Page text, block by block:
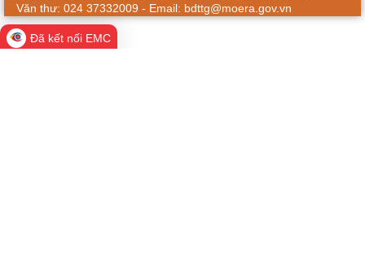
Văn thư: 024 37332009 - Email: bdttg@moera.gov.vn
Đã kết nối EMC